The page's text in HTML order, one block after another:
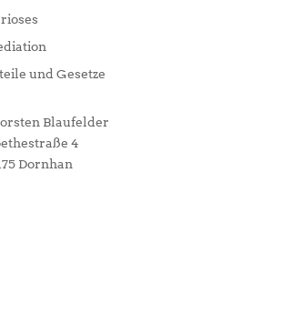
und Gesetze
Blaufelder
4
Dornhan